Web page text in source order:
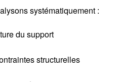
systématiquement :
du support
structurelles